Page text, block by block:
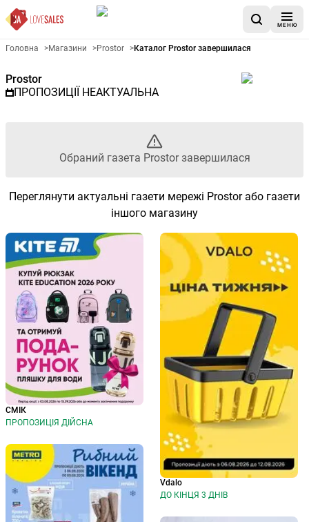
МЕНЮ
Рекламна газета Prostor -
Головна >Магазини >Prostor >Каталог Prostor завершилася
Prostor
ПРОПОЗИЦІЇ НЕАКТУАЛЬНА
Обраний газета Prostor завершилася
Переглянути актуальні газети мережі Prostor або газети
іншого магазину
СМІК
ПРОПОЗИЦІЯ ДІЙСНА
Vdalo
ДО КІНЦЯ 3 ДНІВ